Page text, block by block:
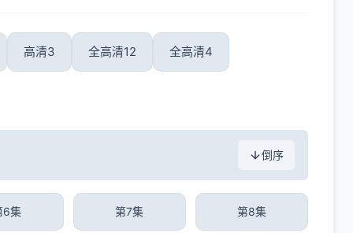
高清3 全高清12 全高清4
倒序
6集 第7集 第8集